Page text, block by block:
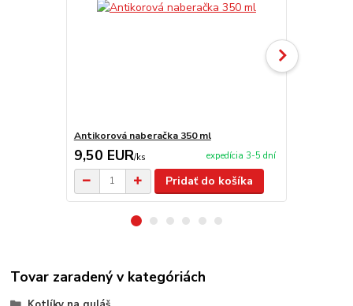
Antikorová naberačka 350 ml
9,50 EUR/ks expedícia 3-5 dní
Pridať do košíka
Tovar zaradený v kategóriách